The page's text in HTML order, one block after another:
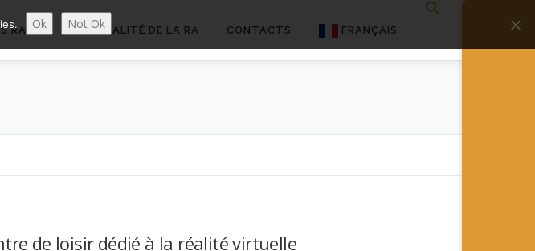
RA’PRO ACTUALITÉ DE LA RA CONTACTS FRANÇAIS
de loisir dédié à la réalité virtuelle
Ok Not Ok